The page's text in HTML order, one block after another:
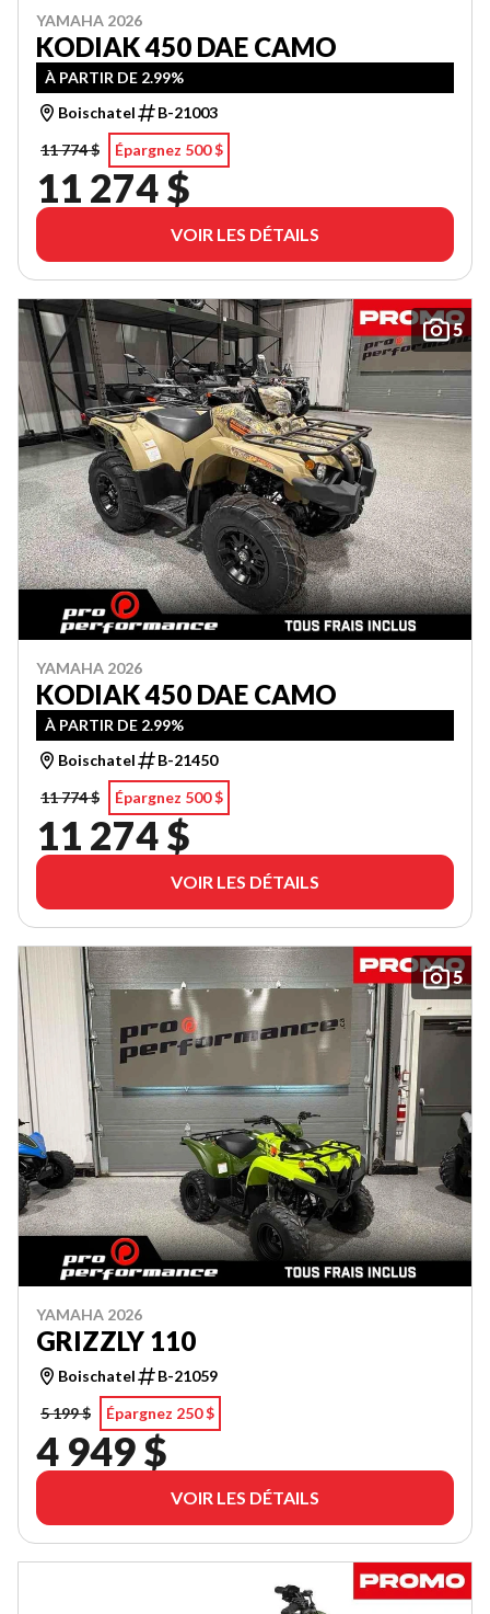
YAMAHA 2026
KODIAK 450 DAE CAMO
À PARTIR DE 2.99%
Boischatel
B-21003
11 774 $
Épargnez 500 $
11 274 $
VOIR LES DÉTAILS
5
YAMAHA 2026
KODIAK 450 DAE CAMO
À PARTIR DE 2.99%
Boischatel
B-21450
11 774 $
Épargnez 500 $
11 274 $
VOIR LES DÉTAILS
5
YAMAHA 2026
GRIZZLY 110
Boischatel
B-21059
5 199 $
Épargnez 250 $
4 949 $
VOIR LES DÉTAILS